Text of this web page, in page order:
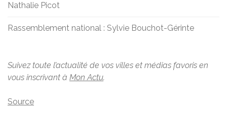
Nathalie Picot
Rassemblement national : Sylvie Bouchot-Gérinte
Suivez toute l’actualité de vos villes et médias favoris en
vous inscrivant à Mon Actu.
Source